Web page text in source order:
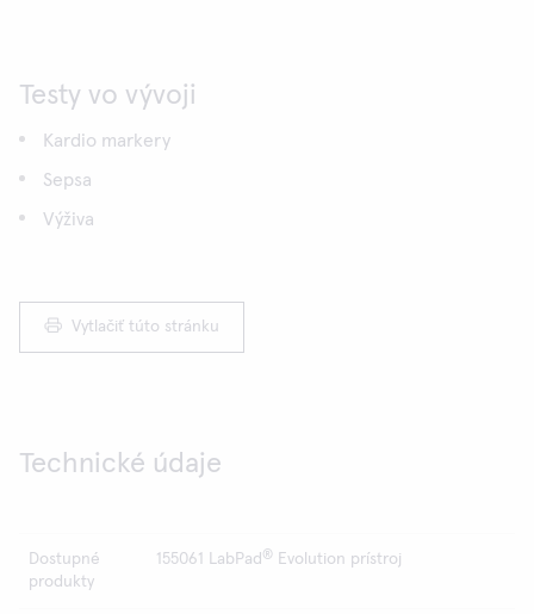
Testy vo vývoji
Kardio markery
Sepsa
Výživa
Vytlačiť túto stránku
Technické údaje
Dostupné
produkty
155061 LabPad ® Evolution prístroj